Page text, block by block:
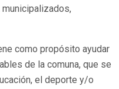
municipalizados,
como propósito ayudar
de la comuna, que se
el deporte y/o